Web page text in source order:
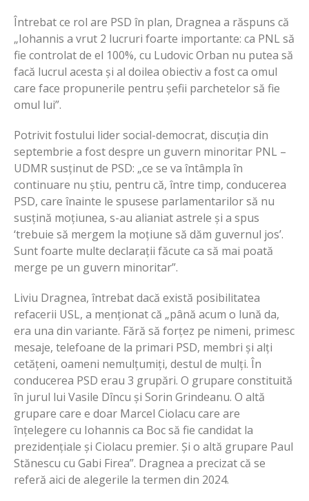
Întrebat ce rol are PSD în plan, Dragnea a răspuns că
„Iohannis a vrut 2 lucruri foarte importante: ca PNL să
fie controlat de el 100%, cu Ludovic Orban nu putea să
facă lucrul acesta și al doilea obiectiv a fost ca omul
care face propunerile pentru șefii parchetelor să fie
omul lui”.
Potrivit fostului lider social-democrat, discuția din
septembrie a fost despre un guvern minoritar PNL –
UDMR susținut de PSD: „ce se va întâmpla în
continuare nu știu, pentru că, între timp, conducerea
PSD, care înainte le spusese parlamentarilor să nu
susțină moțiunea, s-au alianiat astrele și a spus
‘trebuie să mergem la moțiune să dăm guvernul jos’.
Sunt foarte multe declarații făcute ca să mai poată
merge pe un guvern minoritar”.
Liviu Dragnea, întrebat dacă există posibilitatea
refacerii USL, a menționat că „până acum o lună da,
era una din variante. Fără să forțez pe nimeni, primesc
mesaje, telefoane de la primari PSD, membri și alți
cetățeni, oameni nemulțumiți, destul de mulți. În
conducerea PSD erau 3 grupări. O grupare constituită
în jurul lui Vasile Dîncu și Sorin Grindeanu. O altă
grupare care e doar Marcel Ciolacu care are
înțelegere cu Iohannis ca Boc să fie candidat la
prezidențiale și Ciolacu premier. Și o altă grupare Paul
Stănescu cu Gabi Firea”. Dragnea a precizat că se
referă aici de alegerile la termen din 2024.